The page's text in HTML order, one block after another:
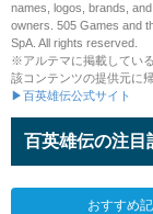
names, logos, brands,
owners. 505 Games and
SpA. All rights reserved.
※アルテマに掲載してい
該コンテンツの提供元に
▶百英雄伝公式サイト
百英雄伝の注目
おすすめ